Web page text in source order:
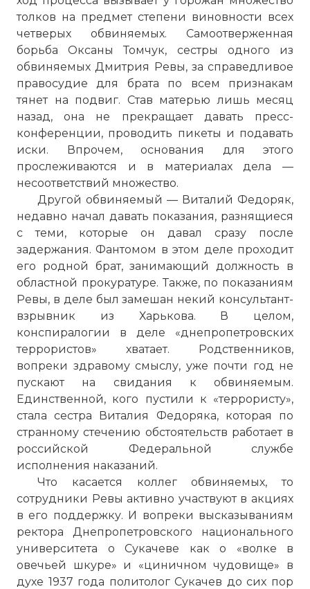
толков на предмет степени виновности всех
четверых обвиняемых. Самоотверженная
борьба Оксаны Томчук, сестры одного из
обвиняемых Дмитрия Ревы, за справедливое
правосудие для брата по всем признакам
тянет на подвиг. Став матерью лишь месяц
назад, она не прекращает давать пресс-
конференции, проводить пикеты и подавать
иски. Впрочем, основания для этого
прослеживаются и в материалах дела —
несоответствий множество.
Другой обвиняемый — Виталий Федоряк,
недавно начал давать показания, разнящиеся
с теми, которые он давал сразу после
задержания. Фантомом в этом деле проходит
его родной брат, занимающий должность в
областной прокуратуре. Также, по показаниям
Ревы, в деле был замешан некий консультант-
взрывник из Харькова. В целом,
конспиралогии в деле «днепропетровских
террористов» хватает. Родственников,
вопреки здравому смыслу, уже почти год не
пускают на свидания к обвиняемым.
Единственной, кого пустили к «террористу»,
стала сестра Виталия Федоряка, которая по
странному стечению обстоятельств работает в
российской Федеральной службе
исполнения наказаний.
Что касается коллег обвиняемых, то
сотрудники Ревы активно участвуют в акциях
в его поддержку. И вопреки высказываниям
ректора Днепропетровского национального
университета о Сукачеве как о «волке в
овечьей шкуре» и «циничном чудовище» в
духе 1937 года политолог Сукачев до сих пор
☓
Пятое взрывное устройство было
обезврежено до взрыва. Был ли этот
пакет бомбой неизвестно.
Фото статьи: